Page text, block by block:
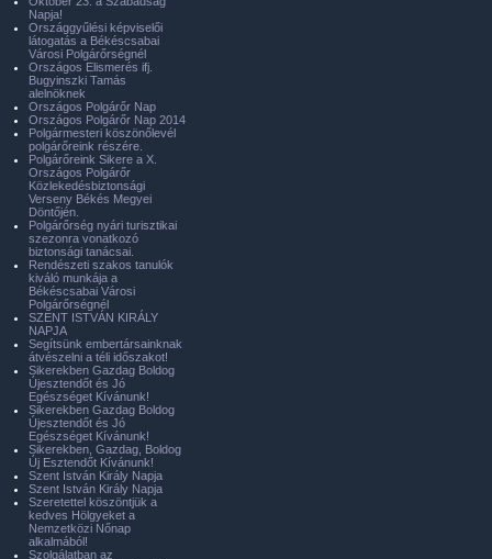
Napja!
Országgyűlési képviselői
látogatás a Békéscsabai
Városi Polgárőrségnél
Országos Elismerés ifj.
Bugyinszki Tamás
alelnöknek
Országos Polgárőr Nap
Országos Polgárőr Nap 2014
Polgármesteri köszönőlevél
polgárőreink részére.
Polgárőreink Sikere a X.
Országos Polgárőr
Közlekedésbiztonsági
Verseny Békés Megyei
Döntőjén.
Polgárőrség nyári turisztikai
szezonra vonatkozó
biztonsági tanácsai.
Rendészeti szakos tanulók
kiváló munkája a
Békéscsabai Városi
Polgárőrségnél
SZENT ISTVÁN KIRÁLY
NAPJA
Segítsünk embertársainknak
átvészelni a téli időszakot!
Sikerekben Gazdag Boldog
Újesztendőt és Jó
Egészséget Kívánunk!
Sikerekben Gazdag Boldog
Újesztendőt és Jó
Egészséget Kívánunk!
Sikerekben, Gazdag, Boldog
Új Esztendőt Kívánunk!
Szent István Király Napja
Szent István Király Napja
Szeretettel köszöntjük a
kedves Hölgyeket a
Nemzetközi Nőnap
alkalmából!
Szolgálatban az